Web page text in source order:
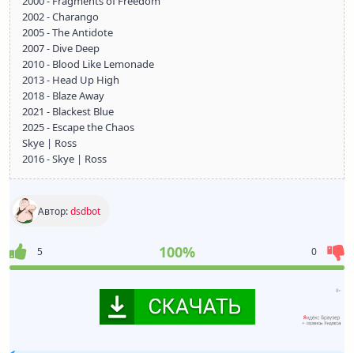
2002 - Charango
2005 - The Antidote
2007 - Dive Deep
2010 - Blood Like Lemonade
2013 - Head Up High
2018 - Blaze Away
2021 - Blackest Blue
2025 - Escape the Chaos
Skye | Ross
2016 - Skye | Ross
Автор:dsdbot
5 100% 0